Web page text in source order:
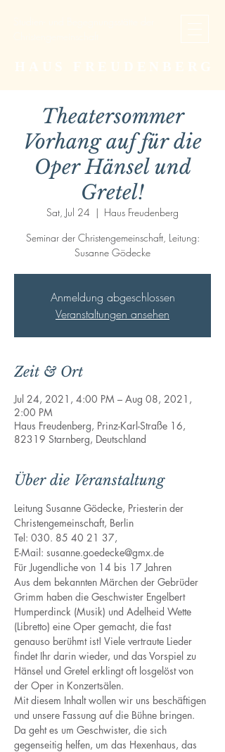
Theatersommer
Vorhang auf für die
Oper Hänsel und
Gretel!
Sat, Jul 24
  |
Haus Freudenberg
Seminar der Christengemeinschaft, Leitung:
Susanne Gödecke
Anmeldung abgeschlossen
Veranstaltungen ansehen
Zeit & Ort
Jul 24, 2021, 4:00 PM – Aug 08, 2021,
2:00 PM
Haus Freudenberg, Prinz-Karl-Straße 16,
82319 Starnberg, Deutschland
Über die Veranstaltung
Leitung Susanne Gödecke, Priesterin der
Christengemeinschaft, Berlin
Tel: 030. 85 40 21 37,
E-Mail: susanne.goedecke@gmx.de
Für Jugendliche von 14 bis 17 Jahren
Aus dem bekannten Märchen der Gebrüder
Grimm haben die Geschwister Engelbert
Humperdinck (Musik) und Adelheid Wette
(Libretto) eine Oper gemacht, die fast
genauso berühmt ist! Viele vertraute Lieder
findet Ihr darin wieder, und das Vorspiel zu
Hänsel und Gretel erklingt oft losgelöst von
der Oper in Konzertsälen.
Mit diesem Inhalt wollen wir uns beschäftigen
und unsere Fassung auf die Bühne bringen.
Da geht es um Geschwister, die sich
gegenseitig helfen, um das Hexenhaus, das